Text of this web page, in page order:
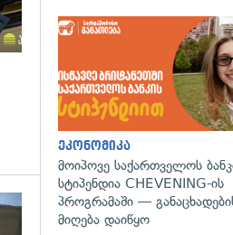
გადახედვა
ეკონომიკა
მოიპოვე საქართველოს
სტიპენდია CHEVENING-ის
პროგრამაში —
მიღება დაიწყო